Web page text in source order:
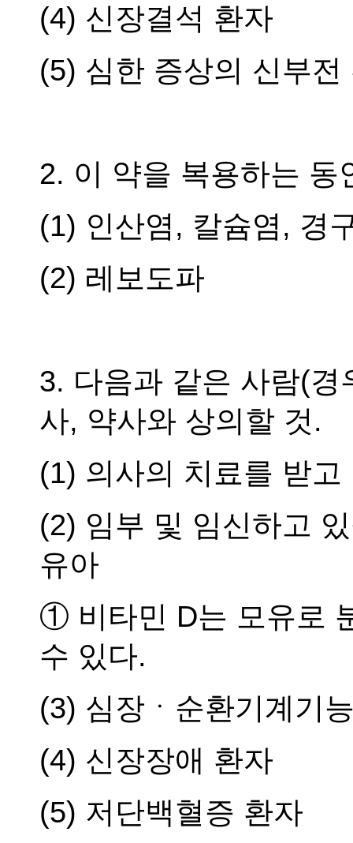
(4) 신장결석 환자
(5) 심한 증상의 신부전
2. 이 약을 복용하는 동
(1) 인산염, 칼슘염, 경
(2) 레보도파
3. 다음과 같은 사람(
사, 약사와 상의할 것.
(1) 의사의 치료를 받고
(2) 임부 및 임신하고
유아
① 비타민 D는 모유로
수 있다.
(3) 심장ㆍ순환기계기
(4) 신장장애 환자
(5) 저단백혈증 환자